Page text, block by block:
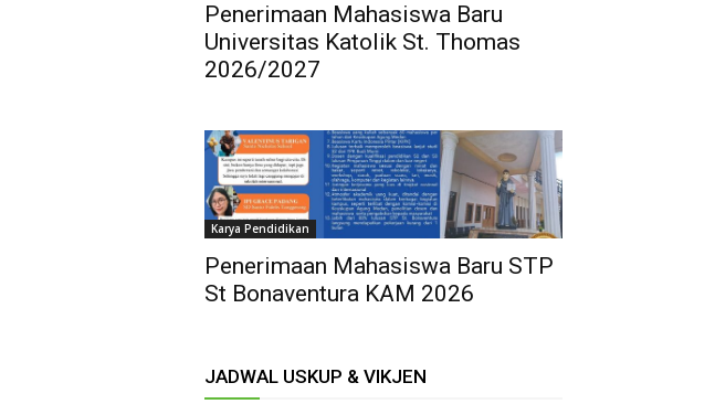
Penerimaan Mahasiswa Baru
Universitas Katolik St. Thomas
2026/2027
Karya Pendidikan
Penerimaan Mahasiswa Baru STP
St Bonaventura KAM 2026
JADWAL USKUP & VIKJEN